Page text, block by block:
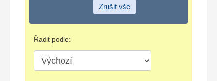
Zrušit vše
Řadit podle: